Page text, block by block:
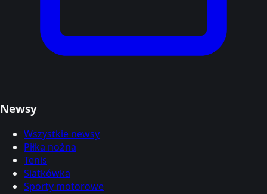
Newsy
Wszystkie newsy
Piłka nożna
Tenis
Siatkówka
Sporty motorowe